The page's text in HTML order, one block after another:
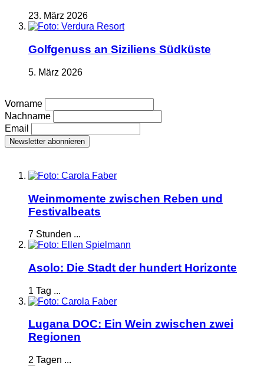
23. März 2026
Golfgenuss an Siziliens Südküste
5. März 2026
Vorname
Nachname
Email
Weinmomente zwischen Reben und
Festivalbeats
7 Stunden ...
Asolo: Die Stadt der hundert Horizonte
1 Tag ...
Lugana DOC: Ein Wein zwischen zwei
Regionen
2 Tagen ...